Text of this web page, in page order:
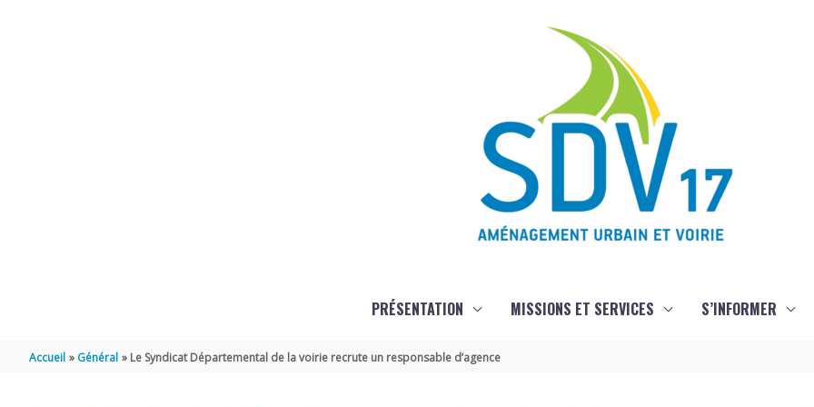
PRÉSENTATION MISSIONS ET SERVICES S’INFORMER
Accueil Général Le Syndicat Départemental de la voirie recrute un responsable d’agence